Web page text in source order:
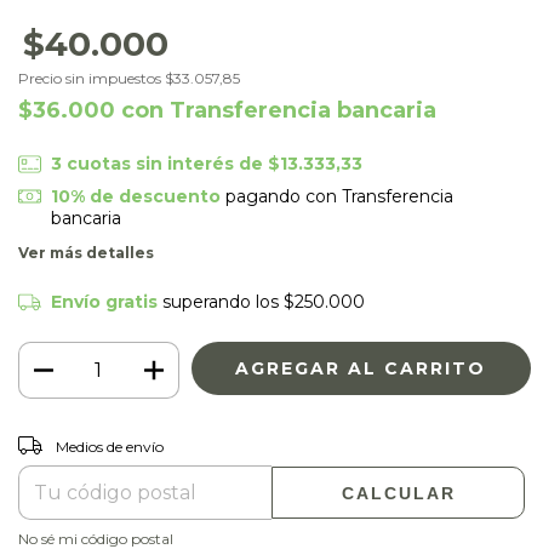
$40.000
Precio sin impuestos $33.057,85
$36.000 con Transferencia bancaria
3 cuotas sin interés de $13.333,33
10% de descuento pagando con Transferencia
bancaria
Ver más detalles
Envío gratis superando los $250.000
Entregas para el CP:
Medios de envío
CALCULAR
No sé mi código postal